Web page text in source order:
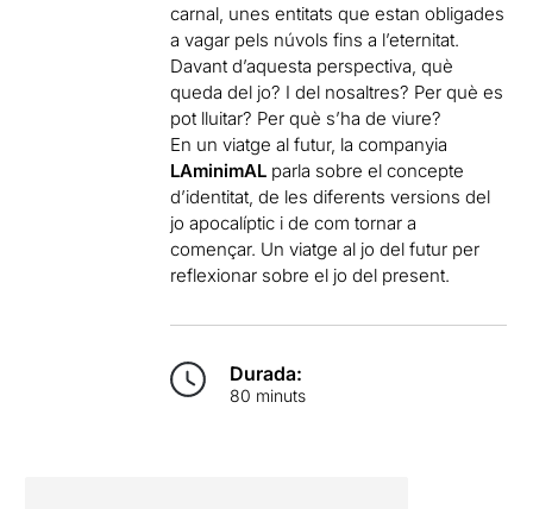
carnal, unes entitats que estan obligades
a vagar pels núvols fins a l’eternitat.
Davant d’aquesta perspectiva, què
queda del jo? I del nosaltres? Per què es
pot lluitar? Per què s’ha de viure?
En un viatge al futur, la companyia
LAminimAL parla sobre el concepte
d’identitat, de les diferents versions del
jo apocalíptic i de com tornar a
començar. Un viatge al jo del futur per
reflexionar sobre el jo del present.
Durada:
80 minuts